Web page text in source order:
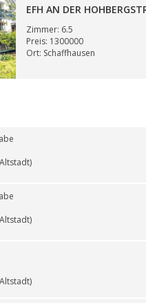
EFH AN DER
Zimmer: 6.5
Preis: 1300000
Ort: Schaffhausen